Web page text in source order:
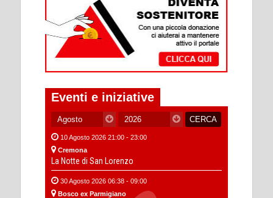
Eventi e iniziative
10 Agosto 2026 21:00 - 23:00
Cremona
La Notte di San Lorenzo
30 Agosto 2026 06:38 - 09:00
Bosco ex Parmigiano